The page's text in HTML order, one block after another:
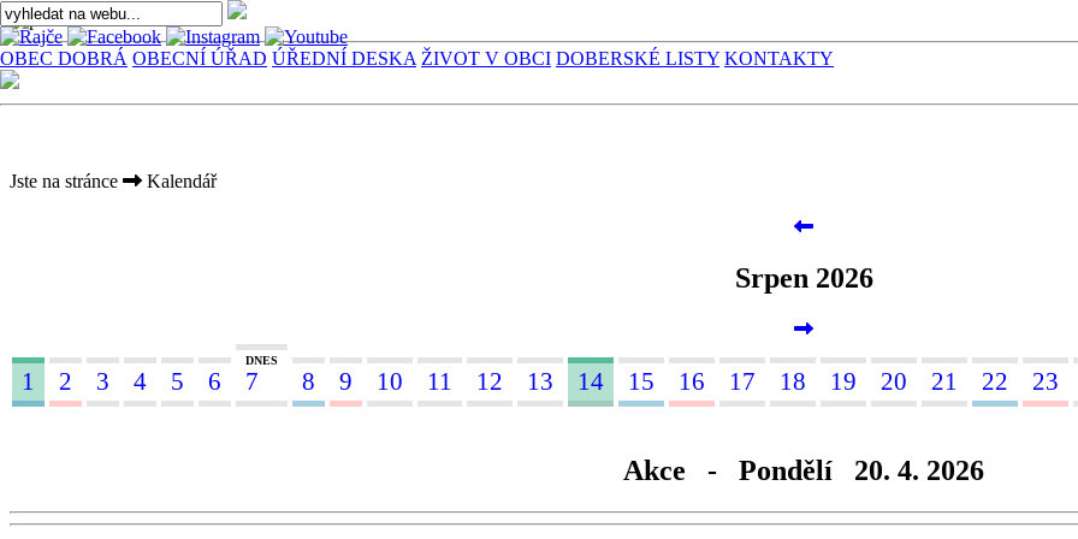
OBEC DOBRÁ OBECNÍ ÚŘAD ÚŘEDNÍ DESKA ŽIVOT V OBCI DOBERSKÉ LISTY KONTAKTY
Jste na stránce Kalendář
Srpen 2026
1 2 3 4 5 6
DNES
7 8 9 10 11 12 13 14 15 16 17 18 19 20 21 22 23
Akce - Pondělí 20. 4. 2026